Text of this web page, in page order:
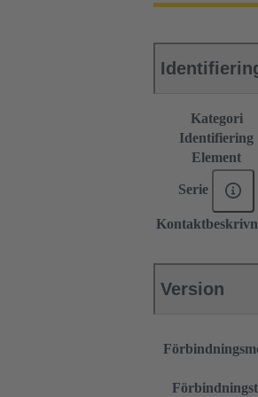
Kategori
Identifiering
Element
Serie
Version